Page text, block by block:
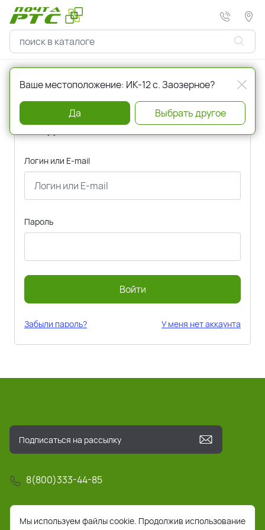
Главная Авторизация
Вход
Логин или E-mail
Пароль
Войти
Забыли пароль? У меня нет аккаунта
8(800)333-44-85
info@pochta-rts.ru
Мы используем файлы cookie. Продолжив использование
Ваше местоположение: ИК-12 с. Заозерное?
Да Выбрать другое